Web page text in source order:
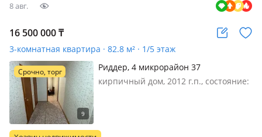
8 авг.
16 500 000₸
3-комнатная квартира · 82.8 м² · 1/5 этаж
Срочно, торг
Риддер, 4 микрорайон 37
кирпичный дом, 2012 г.п., состояние:
меблирована частично, Квартира